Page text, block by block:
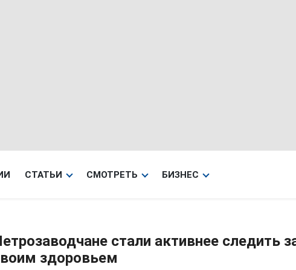
СТАТЬИ СМОТРЕТЬ БИЗНЕС
стали активнее следить
здоровьем